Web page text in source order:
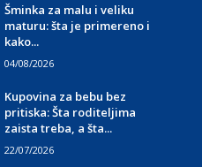
Šminka za malu i veliku
maturu: šta je primereno i
kako...
04/08/2026
Kupovina za bebu bez
pritiska: Šta roditeljima
zaista treba, a šta...
22/07/2026